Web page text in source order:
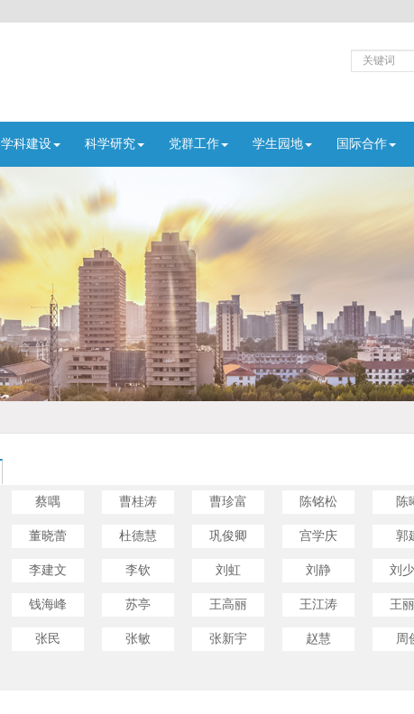
索
学科建设 科学研究 党群工作 学生园地 国际合作
蔡喁 曹桂涛 曹珍富 陈铭松 陈
董晓蕾 杜德慧 巩俊卿 宫学庆 郭
李建文 李钦 刘虹 刘静 刘
钱海峰 苏亭 王高丽 王江涛 王
张民 张敏 张新宇 赵慧 周